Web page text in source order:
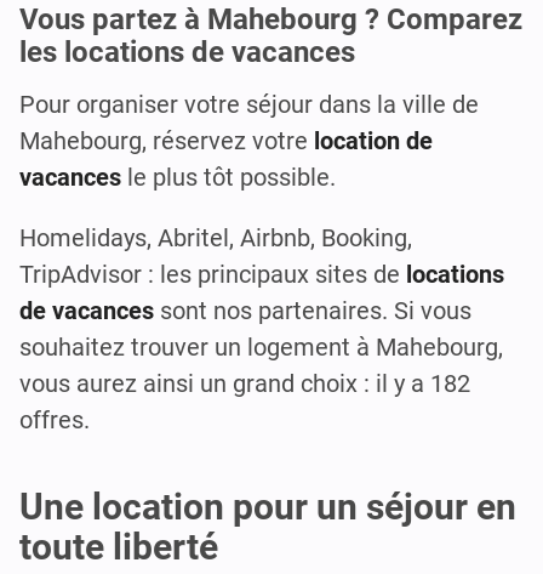
Vous partez à Mahebourg ? Comparez
les locations de vacances
Pour organiser votre séjour dans la ville de
Mahebourg, réservez votre location de
vacances le plus tôt possible.
Homelidays, Abritel, Airbnb, Booking,
TripAdvisor : les principaux sites de locations
de vacances sont nos partenaires. Si vous
souhaitez trouver un logement à Mahebourg,
vous aurez ainsi un grand choix : il y a 182
offres.
Une location pour un séjour en
toute liberté